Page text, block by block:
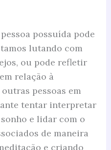
possuída pode
lutando com
ou pode refletir
relação à
pessoas em
tentar interpretar
e lidar com o
de maneira
e criando